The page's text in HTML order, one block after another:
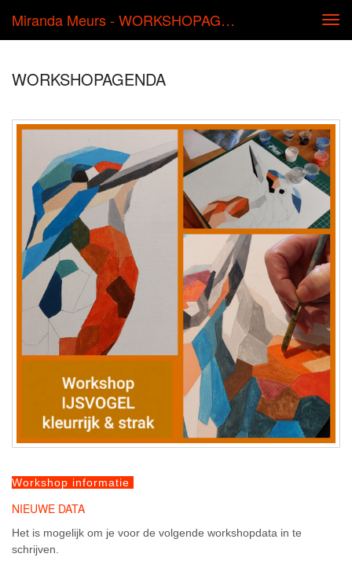
Miranda Meurs - WORKSHOPAGENDA
WORKSHOPAGENDA
Workshop informatie
NIEUWE DATA
Het is mogelijk om je voor de volgende workshopdata in te
schrijven.